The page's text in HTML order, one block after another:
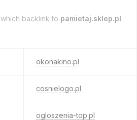
which backlink to pamietaj.sklep.pl.
okonakino.pl
cosnielogo.pl
ogloszenia-top.pl